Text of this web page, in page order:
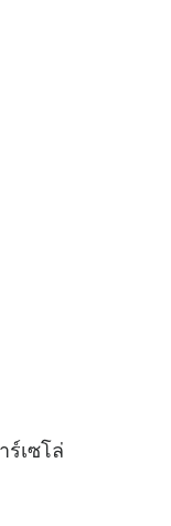
เซโล่